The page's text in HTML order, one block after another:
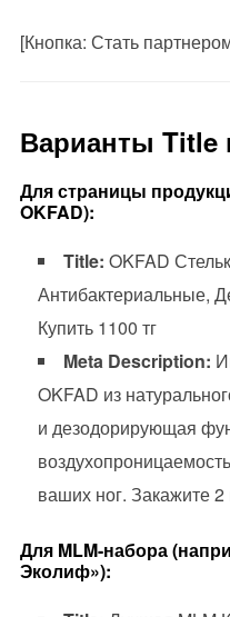
[Кнопка: Стать
Варианты Title
Для страницы
OKFAD):
Title: OKFAD
Антибактериальные,
Купить 1100 тг
Meta Description:
OKFAD из
и дезодорирующая
ваших ног. Закажите 2
Для MLM-набора
Эколиф»):